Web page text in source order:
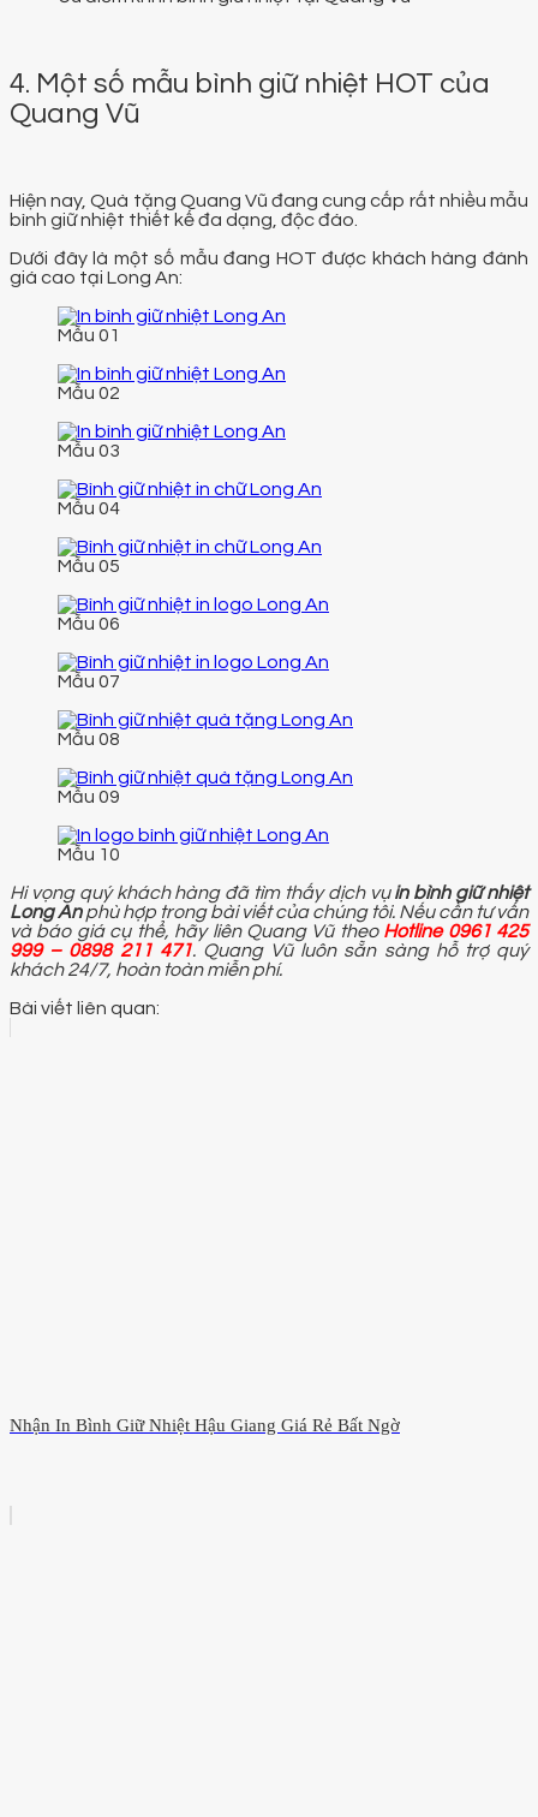
4. Một số mẫu bình giữ nhiệt HOT của
Quang Vũ
Hiện nay, Quà tặng Quang Vũ đang cung cấp rất nhiều mẫu
bình giữ nhiệt thiết kế đa dạng, độc đáo.
Dưới đây là một số mẫu đang HOT được khách hàng đánh
giá cao tại Long An:
Mẫu 01
Mẫu 02
Mẫu 03
Mẫu 04
Mẫu 05
Mẫu 06
Mẫu 07
Mẫu 08
Mẫu 09
Mẫu 10
Hi vọng quý khách hàng đã tìm thấy dịch vụin bình giữ nhiệt
Long Anphù hợp trong bài viết của chúng tôi. Nếu cần tư vấn
và báo giá cụ thể, hãy liên Quang Vũ theo Hotline 0961 425
999 – 0898 211 471. Quang Vũ luôn sẵn sàng hỗ trợ quý
khách 24/7, hoàn toàn miễn phí.
Bài viết liên quan:
Nhận In Bình Giữ Nhiệt Hậu Giang Giá Rẻ Bất Ngờ